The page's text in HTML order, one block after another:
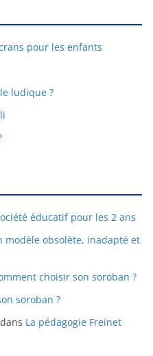
pour les enfants
ludique ?
éducatif pour les 2 ans
modèle obsolète, inadapté et
choisir son soroban ?
soroban ?
dans La pédagogie Freinet